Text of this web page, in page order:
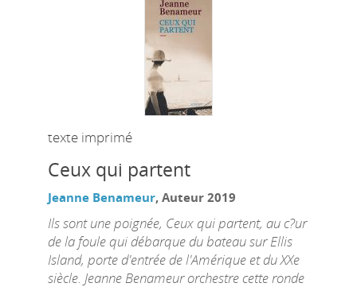
texte imprimé
Ceux qui partent
Jeanne Benameur, Auteur 2019
Ils sont une poignée, Ceux qui partent, au c?ur
de la foule qui débarque du bateau sur Ellis
Island, porte d'entrée de l'Amérique et du XXe
siècle. Jeanne Benameur orchestre cette ronde